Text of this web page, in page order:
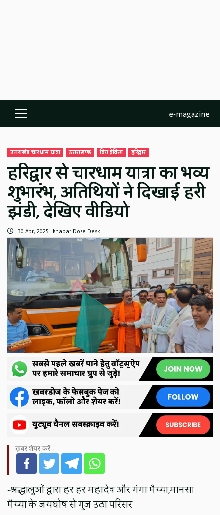
Primary
Menu
e-magazine
उत्तराखंड चारधाम यात्रा उत्तराखण्ड बिग ब्रेकिंग हरिद्वार
हरिद्वार से चारधाम यात्रा का भव्य
शुभारंभ, अतिथियों ने दिखाई हरी
झंडी, देखिए वीडियो
30 Apr, 2025 Khabar Dose Desk
ख़बर शेयर करें -
-श्रद्धालुओं द्वारा हर हर महादेव और गंगा मैय्या,मानसा
मैय्या के जयघोष से गूंज उठा परिसर